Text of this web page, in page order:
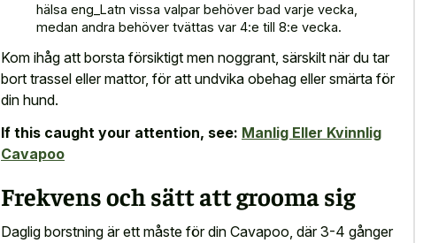
hälsa eng_Latn vissa valpar behöver bad varje vecka,
medan andra behöver tvättas var 4:e till 8:e vecka.
Kom ihåg att borsta försiktigt men noggrant, särskilt när du tar
bort trassel eller mattor, för att undvika obehag eller smärta för
din hund.
If this caught your attention, see: Manlig Eller Kvinnlig
Cavapoo
Frekvens och sätt att grooma sig
Daglig borstning är ett måste för din Cavapoo, där 3-4 gånger